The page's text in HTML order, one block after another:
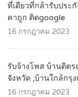
ที่เดียวที่กล้ารับประ
คาถูก ติดgoogle
16 กรกฎาคม 2023
รับจ้างโพส บ้านติด
จังหวัด ,บ้านใกล้กรุ
16 กรกฎาคม 2023